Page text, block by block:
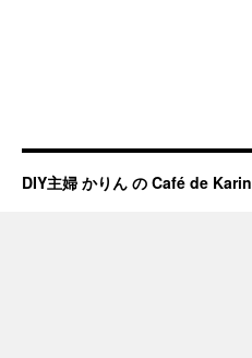
DIY主婦 かりん の Café de Karin